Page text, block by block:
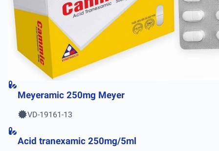
Meyeramic 250mg Meyer
VD-19161-13
Acid tranexamic 250mg/5ml